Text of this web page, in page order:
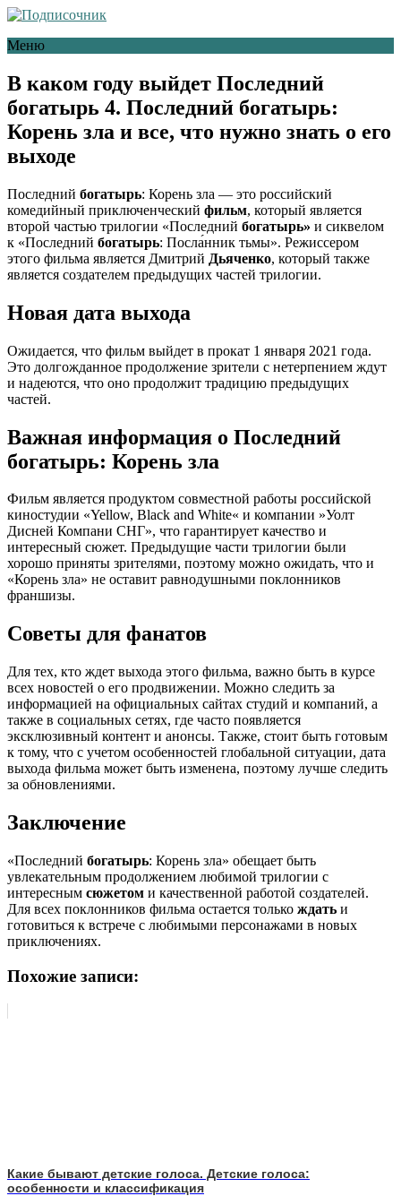
Меню
В каком году выйдет Последний
богатырь 4. Последний богатырь:
Корень зла и все, что нужно знать о его
выходе
Последний богатырь: Корень зла — это российский
комедийный приключенческий фильм, который является
второй частью трилогии «Последний богатырь» и сиквелом
к «Последний богатырь: Посла́нник тьмы». Режиссером
этого фильма является Дмитрий Дьяченко, который также
является создателем предыдущих частей трилогии.
Новая дата выхода
Ожидается, что фильм выйдет в прокат 1 января 2021 года.
Это долгожданное продолжение зрители с нетерпением ждут
и надеются, что оно продолжит традицию предыдущих
частей.
Важная информация о Последний
богатырь: Корень зла
Фильм является продуктом совместной работы российской
киностудии «Yellow, Black and White« и компании »Уолт
Дисней Компани СНГ», что гарантирует качество и
интересный сюжет. Предыдущие части трилогии были
хорошо приняты зрителями, поэтому можно ожидать, что и
«Корень зла» не оставит равнодушными поклонников
франшизы.
Советы для фанатов
Для тех, кто ждет выхода этого фильма, важно быть в курсе
всех новостей о его продвижении. Можно следить за
информацией на официальных сайтах студий и компаний, а
также в социальных сетях, где часто появляется
эксклюзивный контент и анонсы. Также, стоит быть готовым
к тому, что с учетом особенностей глобальной ситуации, дата
выхода фильма может быть изменена, поэтому лучше следить
за обновлениями.
Заключение
«Последний богатырь: Корень зла» обещает быть
увлекательным продолжением любимой трилогии с
интересным сюжетом и качественной работой создателей.
Для всех поклонников фильма остается только ждать и
готовиться к встрече с любимыми персонажами в новых
приключениях.
Похожие записи:
Какие бывают детские голоса. Детские голоса:
особенности и классификация